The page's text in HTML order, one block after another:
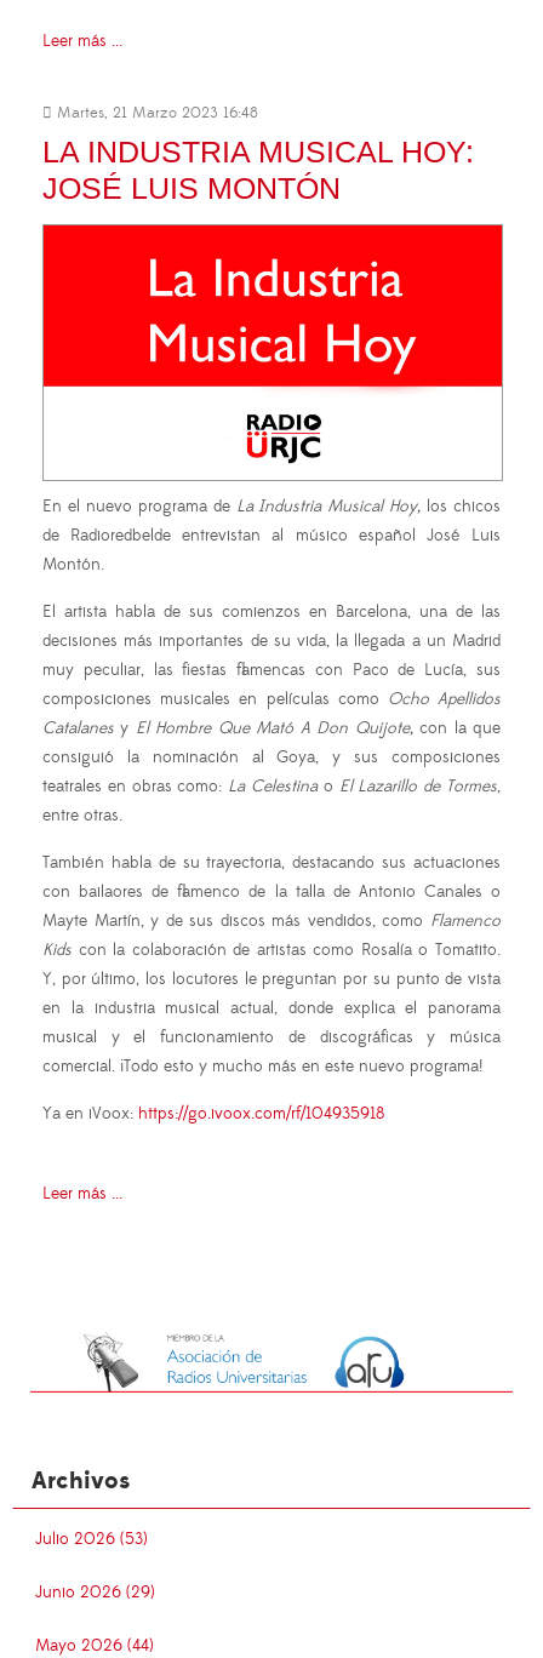
Leer más ...
Martes, 21 Marzo 2023 16:48
LA INDUSTRIA MUSICAL HOY:
JOSÉ LUIS MONTÓN
En el nuevo programa de La Industria Musical Hoy, los chicos
de Radioredbelde entrevistan al músico español José Luis
Montón.
El artista habla de sus comienzos en Barcelona, una de las
decisiones más importantes de su vida, la llegada a un Madrid
muy peculiar, las fiestas flamencas con Paco de Lucía, sus
composiciones musicales en películas como Ocho Apellidos
Catalanesy El Hombre Que Mató A Don Quijote,con la que
consiguió la nominación al Goya, y sus composiciones
teatrales en obras como: La Celestinao El Lazarillo de Tormes,
entre otras.
También habla de su trayectoria, destacando sus actuaciones
con bailaores de flamenco de la talla de Antonio Canales o
Mayte Martín, y de sus discos más vendidos, como Flamenco
Kids con la colaboración de artistas como Rosalía o Tomatito.
Y, por último, los locutores le preguntan por su punto de vista
en la industria musical actual, donde explica el panorama
musical y el funcionamiento de discográficas y música
comercial. ¡Todo esto y mucho más en este nuevo programa!
Ya en iVoox: https://go.ivoox.com/rf/104935918
Leer más ...
Archivos
Julio 2026 (53)
Junio 2026 (29)
Mayo 2026 (44)